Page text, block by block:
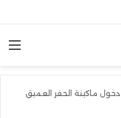
مصر للشطرنج
ماكينة الحفر العميق